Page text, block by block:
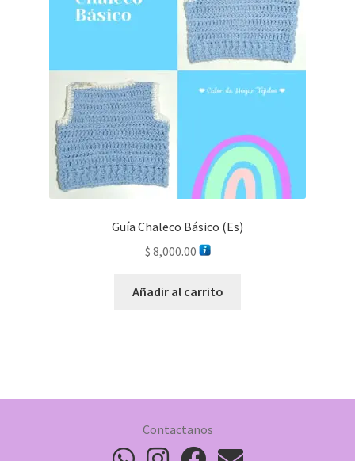
Guía Chaleco Básico (Es)
$ 8,000.00
Añadir al carrito
Contactanos